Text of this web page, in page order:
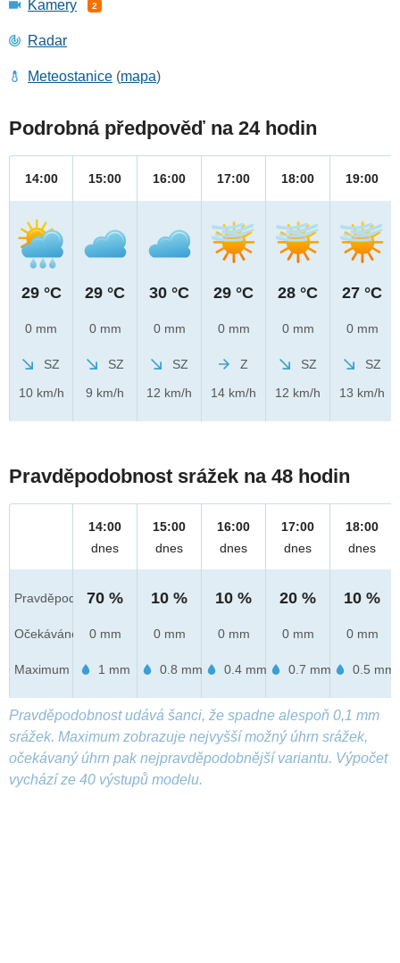
Kamery 2
Radar
Meteostanice (mapa)
Podrobná předpověď na 24 hodin
14:00
29 °C
0 mm
SZ
10 km/h
15:00
29 °C
0 mm
SZ
9 km/h
16:00
30 °C
0 mm
SZ
12 km/h
17:00
29 °C
0 mm
Z
14 km/h
18:00
28 °C
0 mm
SZ
12 km/h
19:00
27 °C
0 mm
SZ
13 km/h
Pravděpodobnost srážek na 48 hodin
Pravděpod.
Očekáváno
Maximum
14:00
dnes
70 %
0 mm
1 mm
15:00
dnes
10 %
0 mm
0.8 mm
16:00
dnes
10 %
0 mm
0.4 mm
17:00
dnes
20 %
0 mm
0.7 mm
18:00
dnes
10 %
0 mm
0.5 mm
Pravděpodobnost udává šanci, že spadne alespoň 0,1 mm
srážek. Maximum zobrazuje nejvyšší možný úhrn srážek,
očekávaný úhrn pak nejpravděpodobnější variantu. Výpočet
vychází ze 40 výstupů modelu.